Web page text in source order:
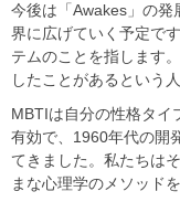
今後は「Awakes」の発
界に広げていく予定で
テムのことを指します
したことがあるという
MBTIは自分の性格タイ
有効で、1960年代の開
てきました。私たちは
まな心理学のメソッド